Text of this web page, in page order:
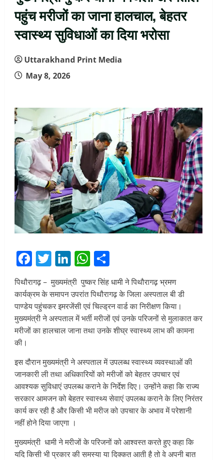
पहुंच मरीजों का जाना हालचाल, बेहतर
स्वास्थ्य सुविधाओं का दिया भरोसा
Uttarakhand Print Media
May 8, 2026
Facebook
Twitter
LinkedIn
WhatsApp
पिथौरागढ़ – मुख्यमंत्री पुष्कर सिंह धामी ने पिथौरागढ़ भ्रमण
कार्यक्रम के समापन उपरांत पिथौरागढ़ के जिला अस्पताल बी डी
पाण्डेय पहुंचकर इमरजेंसी एवं चिल्ड्रन वार्ड का निरीक्षण किया।
मुख्यमंत्री ने अस्पताल में भर्ती मरीजों एवं उनके परिजनों से मुलाकात कर
मरीजों का हालचाल जाना तथा उनके शीघ्र स्वास्थ्य लाभ की कामना
की।
इस दौरान मुख्यमंत्री ने अस्पताल में उपलब्ध स्वास्थ्य व्यवस्थाओं की
जानकारी ली तथा अधिकारियों को मरीजों को बेहतर उपचार एवं
आवश्यक सुविधाएं उपलब्ध कराने के निर्देश दिए। उन्होंने कहा कि राज्य
सरकार आमजन को बेहतर स्वास्थ्य सेवाएं उपलब्ध कराने के लिए निरंतर
कार्य कर रही है और किसी भी मरीज को उपचार के अभाव में परेशानी
नहीं होने दिया जाएगा ।
मुख्यमंत्री धामी ने मरीजों के परिजनों को आश्वस्त करते हुए कहा कि
यदि किसी भी प्रकार की समस्या या दिक्कत आती है तो वे अपनी बात